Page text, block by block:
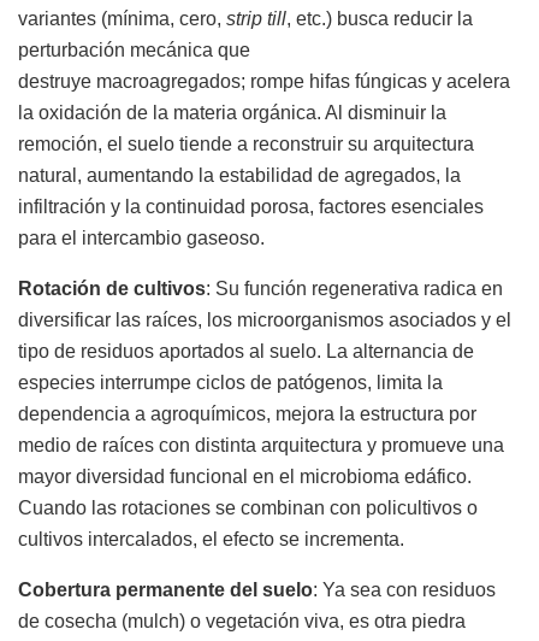
variantes (mínima, cero, strip till, etc.) busca reducir la
perturbación mecánica que
destruye macroagregados; rompe hifas fúngicas y acelera
la oxidación de la materia orgánica. Al disminuir la
remoción, el suelo tiende a reconstruir su arquitectura
natural, aumentando la estabilidad de agregados, la
infiltración y la continuidad porosa, factores esenciales
para el intercambio gaseoso.
Rotación de cultivos: Su función regenerativa radica en
diversificar las raíces, los microorganismos asociados y el
tipo de residuos aportados al suelo. La alternancia de
especies interrumpe ciclos de patógenos, limita la
dependencia a agroquímicos, mejora la estructura por
medio de raíces con distinta arquitectura y promueve una
mayor diversidad funcional en el microbioma edáfico.
Cuando las rotaciones se combinan con policultivos o
cultivos intercalados, el efecto se incrementa.
Cobertura permanente del suelo: Ya sea con residuos
de cosecha (mulch) o vegetación viva, es otra piedra